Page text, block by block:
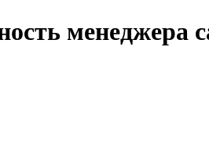
менеджера